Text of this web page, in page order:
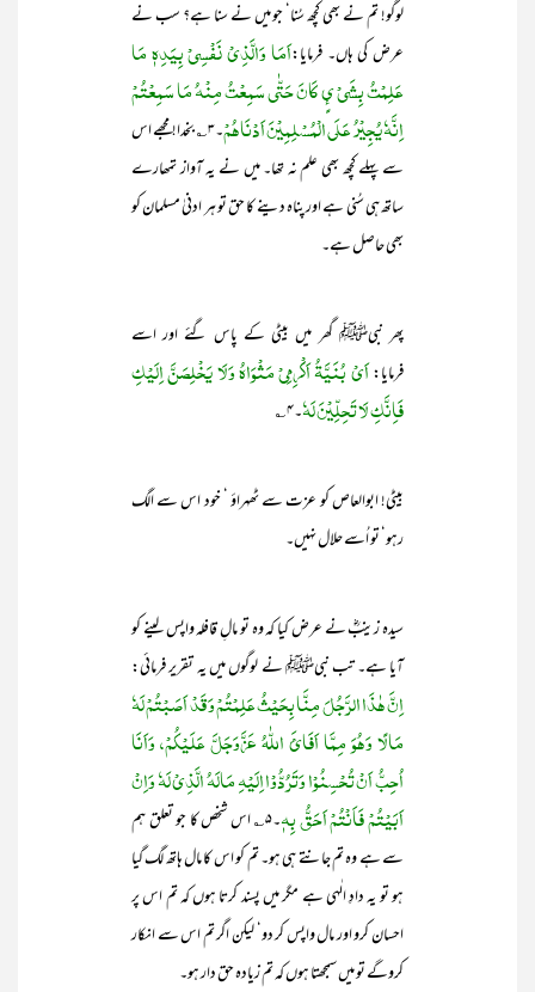
لوگو! تم نے بھی کچھ سُنا‘ جو میں نے سنا ہے؟ سب نے
عرض کی ہاں۔ فرمایا:اَمَا وَالَّذِیْ نَفْسِیْ بِیَدِہٖ مَا
عَلِمْتُ بِشَیْ ئٍ کَانَ حَتّٰی سَمِعْتُ مِنْہُ مَا سَمِعْتُمْ
اِنَّہٗ یُجِیْرُ عَلَی الْمُسْلِمِیْنَ اَدْنَاھُمْ ۔۳؎ بخدا! مجھے اس
سے پہلے کچھ بھی علم نہ تھا۔ میں نے یہ آواز تمھارے
ساتھ ہی سُنی ہے اور پناہ دینے کا حق تو ہر ادنیٰ مسلمان کو
بھی حاصل ہے۔
پھر نبیﷺ گھر میں بیٹی کے پاس گئے اور اسے
فرمایا:اَیْ بُنَیَّۃُ اَکْرِمِیْ مَثْوَاہُ وَلَا یَخْلِصَنَّ اِلَیْکِ
فَاِنَّکِ لَا تَحِلِّیْنَ لَہٗ۔۴؎
بیٹی! ابوالعاص کو عزت سے ٹھہراؤ ‘ خود اس سے الگ
رہو‘ تو اُسے حلال نہیں۔
سیدہ زینبؓ نے عرض کیا کہ وہ تو مالِ قافلہ واپس لینے کو
آیا ہے۔ تب نبیﷺ نے لوگوں میں یہ تقریر فرمائی:
اِنَّ ھٰذَا الرَّجُلَ مِنَّا بِحَیْثُ عَلِمْتُمْ وَقَدْ اَصَبْتُمْ لَہٗ
مَالًا وَھُوَ مِمَّا اَفَائَ اللّٰہُ عَزَّوَجَلَّ عَلَیْکُمْ، وَاَنَا
اُحِبُّ اَنْ تُحْسِنُوْا وَتَرُدُّوْا اِلَیْہِ مَالَہُ الَّذِیْ لَہٗ وَاِنْ
اَبَیْتُمْ فَاَنْتُمْ اَحَقُّ بِہٖ ۔۵؎ اس شخص کا جو تعلق ہم
سے ہے وہ تم جانتے ہی ہو۔ تم کو اس کا مال ہاتھ لگ گیا
ہو تو یہ دادِ الٰہی ہے مگر میں پسند کرتا ہوں کہ تم اس پر
احسان کرو اور مال واپس کر دو‘ لیکن اگر تم اس سے انکار
کروگے تو میں سمجھتا ہوں کہ تم زیادہ حق دار ہو۔